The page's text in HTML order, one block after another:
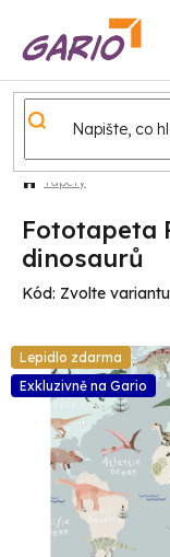
obsah
Tapety
Fototapeta
dinosaurů
Kód: Zvolte variantu
Lepidlo zdarma
Exkluzivně na Gario